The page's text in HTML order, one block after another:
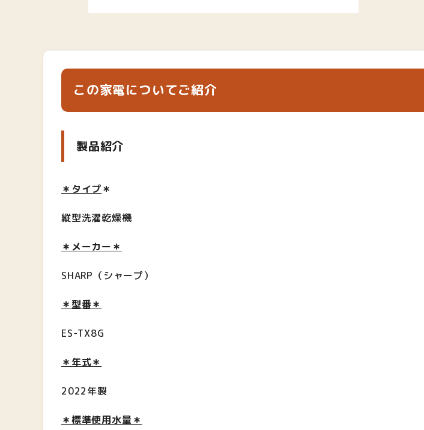
この家電についてご紹介
製品紹介
＊タイプ＊
縦型洗濯乾燥機
＊メーカー＊
SHARP（シャープ）
＊型番＊
ES-TX8G
＊年式＊
2022年製
＊標準使用水量＊